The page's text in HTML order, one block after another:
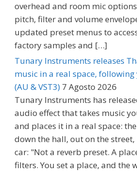
overhead and room mic
pitch, filter and volume
updated preset menus to
factory samples and […]
Tunary Instruments releases
music in a real space,
(AU & VST3) 7 Agosto 2026
Tunary Instruments has
audio effect that takes music
and places it in a real space:
down the hall, out on the
car: "Not a reverb preset. A
filters. You set a place, and the